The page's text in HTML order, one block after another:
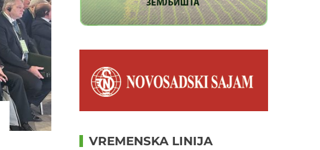
VREMENSKA LINIJA